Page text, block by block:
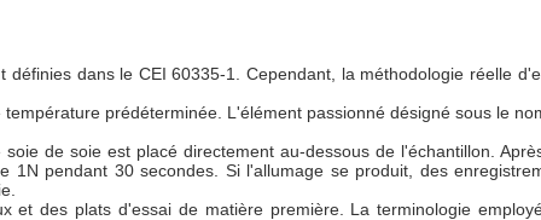
dans le CEI 60335-1. Cependant, la méthodologie réelle
prédéterminée. L'élément passionné désigné sous le
de soie est placé directement au-dessous de l'échantillon.
1N pendant 30 secondes. Si l'allumage se produit, des
des plats d'essai de matière première. La terminologie